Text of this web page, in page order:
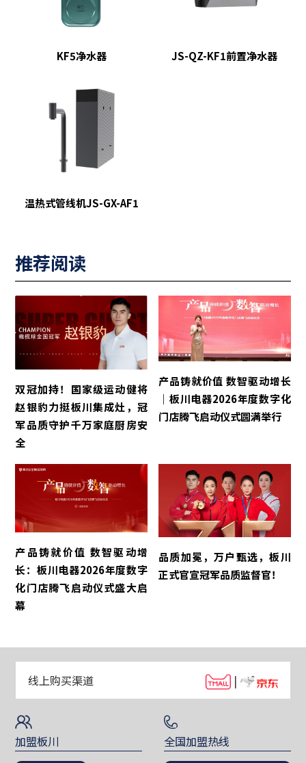
KF5净水器 JS-QZ-KF1前置净水器
温热式管线机JS-GX-AF1
推荐阅读
双冠加持！国家级运动健将
赵银豹力挺板川集成灶，冠
军品质守护千万家庭厨房安
全
产品铸就价值 数智驱动增长
｜板川电器2026年度数字化
门店腾飞启动仪式圆满举行
产品铸就价值 数智驱动增
长：板川电器2026年度数字
化门店腾飞启动仪式盛大启
幕
品质加冕，万户甄选，板川
正式官宣冠军品质监督官！